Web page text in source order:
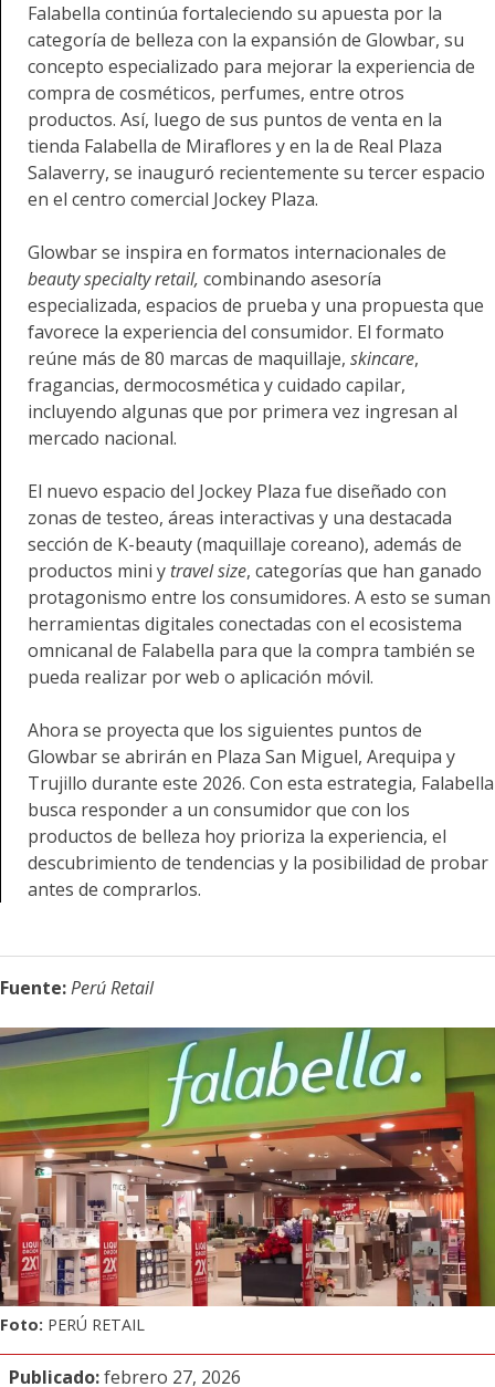
Falabella continúa fortaleciendo su apuesta por la
categoría de belleza con la expansión de Glowbar, su
concepto especializado para mejorar la experiencia de
compra de cosméticos, perfumes, entre otros
productos. Así, luego de sus puntos de venta en la
tienda Falabella de Miraflores y en la de Real Plaza
Salaverry, se inauguró recientemente su tercer espacio
en el centro comercial Jockey Plaza.
Glowbar se inspira en formatos internacionales de
beauty specialty retail, combinando asesoría
especializada, espacios de prueba y una propuesta que
favorece la experiencia del consumidor. El formato
reúne más de 80 marcas de maquillaje, skincare,
fragancias, dermocosmética y cuidado capilar,
incluyendo algunas que por primera vez ingresan al
mercado nacional.
El nuevo espacio del Jockey Plaza fue diseñado con
zonas de testeo, áreas interactivas y una destacada
sección de K-beauty (maquillaje coreano), además de
productos mini y travel size, categorías que han ganado
protagonismo entre los consumidores. A esto se suman
herramientas digitales conectadas con el ecosistema
omnicanal de Falabella para que la compra también se
pueda realizar por web o aplicación móvil.
Ahora se proyecta que los siguientes puntos de
Glowbar se abrirán en Plaza San Miguel, Arequipa y
Trujillo durante este 2026. Con esta estrategia, Falabella
busca responder a un consumidor que con los
productos de belleza hoy prioriza la experiencia, el
descubrimiento de tendencias y la posibilidad de probar
antes de comprarlos.
Fuente:Perú Retail
Foto: PERÚ RETAIL
Publicado:febrero 27, 2026